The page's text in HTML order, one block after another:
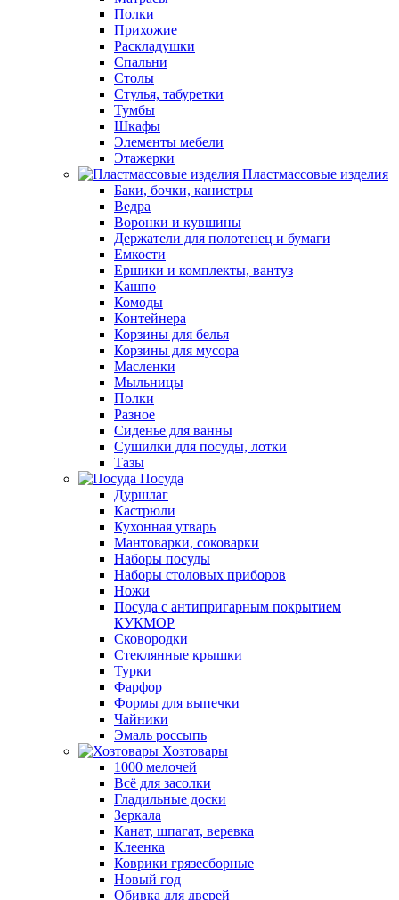
Полки
Прихожие
Раскладушки
Спальни
Столы
Стулья, табуретки
Тумбы
Шкафы
Элементы мебели
Этажерки
Пластмассовые изделия
Баки, бочки, канистры
Ведра
Воронки и кувшины
Держатели для полотенец и бумаги
Емкости
Ершики и комплекты, вантуз
Кашпо
Комоды
Контейнера
Корзины для белья
Корзины для мусора
Масленки
Мыльницы
Полки
Разное
Сиденье для ванны
Сушилки для посуды, лотки
Тазы
Посуда
Дуршлаг
Кастрюли
Кухонная утварь
Мантоварки, соковарки
Наборы посуды
Наборы столовых приборов
Ножи
Посуда с антипригарным покрытием
КУКМОР
Сковородки
Стеклянные крышки
Турки
Фарфор
Формы для выпечки
Чайники
Эмаль россыпь
Хозтовары
1000 мелочей
Всё для засолки
Гладильные доски
Зеркала
Канат, шпагат, веревка
Клеенка
Коврики грязесборные
Новый год
Обивка для дверей